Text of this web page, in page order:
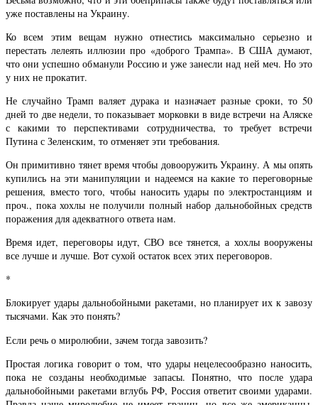
уже поставлены на Украину.
Ко всем этим вещам нужно отнестись максимально серьезно и
перестать лелеять иллюзии про «доброго Трампа». В США думают,
что они успешно обманули Россию и уже занесли над ней меч. Но это
у них не прокатит.
Не случайно Трамп валяет дурака и назначает разные сроки, то 50
дней то две недели, то показывает морковки в виде встречи на Аляске
с какими то перспективами сотрудничества, то требует встречи
Путина с Зеленским, то отменяет эти требования.
Он примитивно тянет время чтобы довооружить Украину. А мы опять
купились на эти манипуляции и надеемся на какие то переговорные
решения, вместо того, чтобы наносить удары по электростанциям и
проч., пока хохлы не получили полный набор дальнобойных средств
поражения для адекватного ответа нам.
Время идет, переговоры идут, СВО все тянется, а хохлы вооружены
все лучше и лучше. Вот сухой остаток всех этих переговоров.
*
Блокирует удары дальнобойными ракетами, но планирует их к завозу
тысячами. Как это понять?
Если речь о миролюбии, зачем тогда завозить?
Простая логика говорит о том, что удары нецелесообразно наносить,
пока не созданы необходимые запасы. Понятно, что после удара
дальнобойными ракетами вглубь РФ, Россия ответит своими ударами.